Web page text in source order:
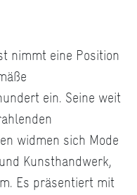
nimmt eine Position
ein. Seine weit
widmen sich Mode
Kunsthandwerk,
Es präsentiert mit